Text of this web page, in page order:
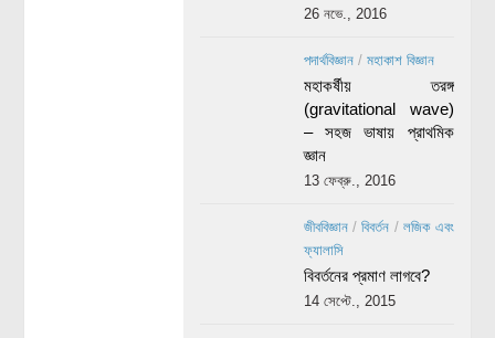
26 নভে., 2016
পদার্থবিজ্ঞান/ মহাকাশ বিজ্ঞান
মহাকর্ষীয় তরঙ্গ
(gravitational wave)
– সহজ ভাষায় প্রাথমিক
জ্ঞান
13 ফেব্রু., 2016
জীববিজ্ঞান/বিবর্তন /লজিক এবং
ফ্যালাসি
বিবর্তনের প্রমাণ লাগবে?
14 সেপ্টে., 2015